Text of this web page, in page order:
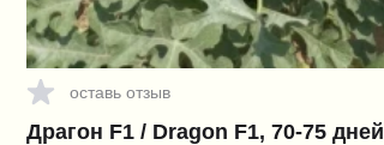
оставь отзыв
Драгон F1 / Dragon F1, 70-75 дней